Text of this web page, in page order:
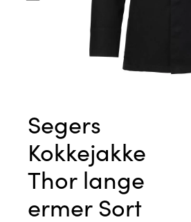
Segers
Kokkejakke
Thor lange
ermer Sort